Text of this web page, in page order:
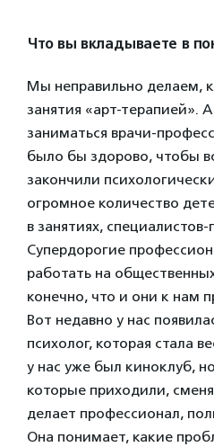
Что вы вкладываете в
Мы неправильно делаем,
занятия «арт-терапией».
заниматься врачи-
было бы здорово, чтобы
закончили
огромное количество
в занятиях, специалистов-
Супердорогие
работать на
конечно, что и они к нам
Вот недавно у нас
психолог, которая стала
у нас уже был киноклуб,
которые приходили,
делает профессионал,
Она понимает, какие